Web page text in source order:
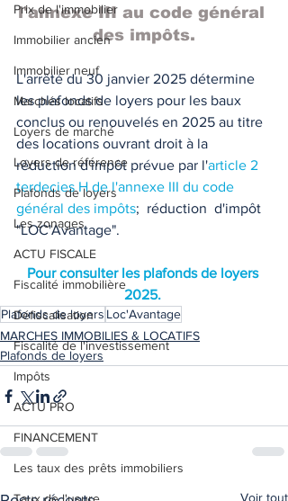
Prix de l'immobilier
Immobilier ancien
Immobilier neuf
Marchés locatifs
Loyers de marché
Loyers de référence
Plafonds de loyers
Les zonages
ACTU FISCALE
Fiscalité immobilière
Défiscalisation
Fiscalité de l'investissement
Impôts
ACTU PRO
FINANCEMENT
Les taux des prêts immobiliers
l'annexe III au code général
des impôts.
L'arrêté du 30 janvier 2025 détermine
les plafonds de loyers pour les baux
conclus ou renouvelés en 2025 au titre
des locations ouvrant droit à la
réduction d'impôt prévue par l'article 2
terdecies H de l'annexe III du code
général des impôts;  réduction  d'impôt
"LOC'Avantage".
Pour consulter les plafonds de loyers
2025.
Plafonds de loyers Loc'Avantage
MARCHES IMMOBILIES & LOCATIFS
Plafonds de loyers
Voir tout